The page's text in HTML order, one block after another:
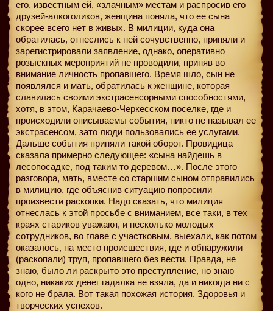
его, известным ей, «злачным» местам и распросив его
друзей-алкоголиков, женщина поняла, что ее сына
скорее всего нет в живых. В милиции, куда она
обратилась, отнеслись к ней сочувственно, приняли и
зарегистрировали заявление, однако, оперативно
розыскных мероприятий не проводили, приняв во
внимание личность пропавшего. Время шло, сын не
появлялся и мать, обратилась к женщине, которая
славилась своими экстрасенсорными способностями,
хотя, в этом, Карачаево-Черкесском поселке, где и
происходили описываемы события, никто не называл ее
экстрасенсом, зато люди пользовались ее услугами.
Дальше события приняли такой оборот. Провидица
сказала примерно следующее: «сына найдешь в
лесопосадке, под таким то деревом…». После этого
разговора, мать, вместе со старшим сыном отправились
в милицию, где объяснив ситуацию попросили
произвести раскопки. Надо сказать, что милиция
отнеслась к этой просьбе с вниманием, все таки, в тех
краях стариков уважают, и несколько молодых
сотрудников, во главе с участковым, выехали, как потом
оказалось, на место происшествия, где и обнаружили
(раскопали) труп, пропавшего без вести. Правда, не
знаю, было ли раскрыто это преступление, но знаю
одно, никаких денег гадалка не взяла, да и никогда ни с
кого не брала. Вот такая похожая история. Здоровья и
творческих успехов.